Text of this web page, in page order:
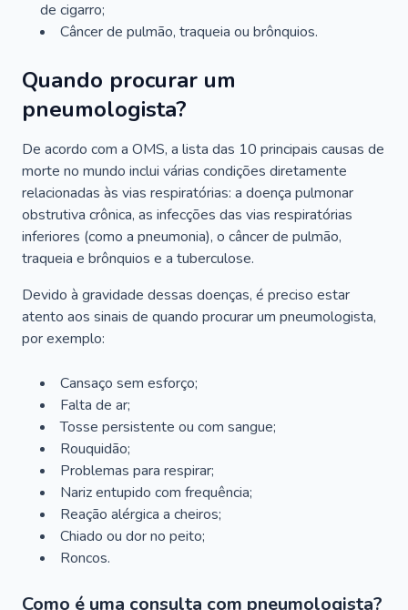
de cigarro;
Câncer de pulmão, traqueia ou brônquios.
Quando procurar um
pneumologista?
De acordo com a OMS, a lista das 10 principais causas de
morte no mundo inclui várias condições diretamente
relacionadas às vias respiratórias: a doença pulmonar
obstrutiva crônica, as infecções das vias respiratórias
inferiores (como a pneumonia), o câncer de pulmão,
traqueia e brônquios e a tuberculose.
Devido à gravidade dessas doenças, é preciso estar
atento aos sinais de quando procurar um pneumologista,
por exemplo:
Cansaço sem esforço;
Falta de ar;
Tosse persistente ou com sangue;
Rouquidão;
Problemas para respirar;
Nariz entupido com frequência;
Reação alérgica a cheiros;
Chiado ou dor no peito;
Roncos.
Como é uma consulta com pneumologista?